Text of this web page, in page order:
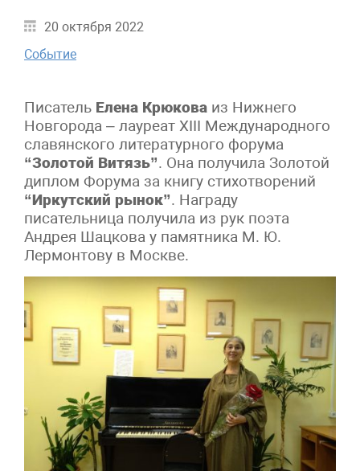
20 октября 2022
Событие
Писатель Елена Крюкова из Нижнего
Новгорода – лауреат XIII Международного
славянского литературного форума
“Золотой Витязь”. Она получила Золотой
диплом Форума за книгу стихотворений
“Иркутский рынок”. Награду
писательница получила из рук поэта
Андрея Шацкова у памятника М. Ю.
Лермонтову в Москве.